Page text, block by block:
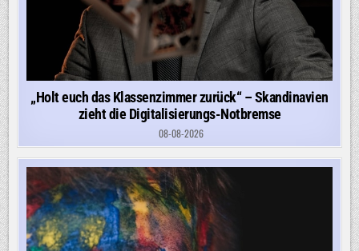
„Holt euch das Klassenzimmer zurück“ – Skandinavien
zieht die Digitalisierungs-Notbremse
08-08-2026